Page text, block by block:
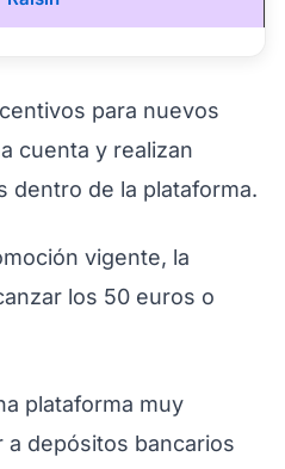
para nuevos
cuenta y realizan
dentro de la plataforma.
vigente, la
los 50 euros o
plataforma muy
a depósitos bancarios